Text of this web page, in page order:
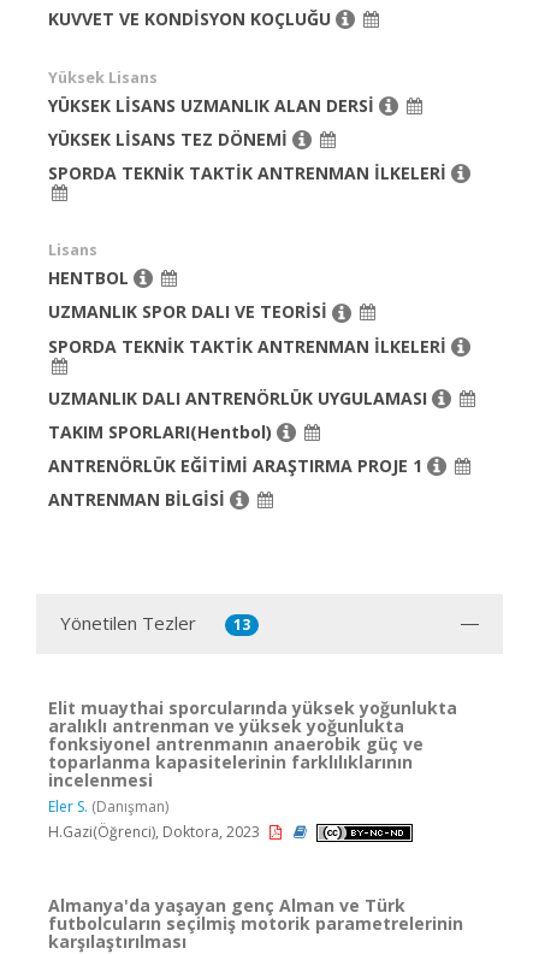
KUVVET VE KONDİSYON KOÇLUĞU
Yüksek Lisans
YÜKSEK LİSANS UZMANLIK ALAN DERSİ
YÜKSEK LİSANS TEZ DÖNEMİ
SPORDA TEKNİK TAKTİK ANTRENMAN İLKELERİ
Lisans
HENTBOL
UZMANLIK SPOR DALI VE TEORİSİ
SPORDA TEKNİK TAKTİK ANTRENMAN İLKELERİ
UZMANLIK DALI ANTRENÖRLÜK UYGULAMASI
TAKIM SPORLARI(Hentbol)
ANTRENÖRLÜK EĞİTİMİ ARAŞTIRMA PROJE 1
ANTRENMAN BİLGİSİ
Yönetilen Tezler 13
Elit muaythai sporcularında yüksek yoğunlukta
aralıklı antrenman ve yüksek yoğunlukta
fonksiyonel antrenmanın anaerobik güç ve
toparlanma kapasitelerinin farklılıklarının
incelenmesi
Eler S. (Danışman)
H.Gazi(Öğrenci), Doktora, 2023
Almanya'da yaşayan genç Alman ve Türk
futbolcuların seçilmiş motorik parametrelerinin
karşılaştırılması